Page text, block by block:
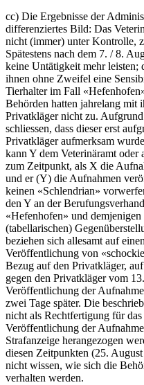
cc) Die Ergebnisse der
differenziertes Bild: Das
nicht (immer) unter Kontrolle,
Spätestens nach dem 7. / 8.
keine Untätigkeit mehr leisten;
ihnen ohne Zweifel eine
Tierhalter im Fall
Behörden hatten jahrelang mit
Privatkläger nicht zu.
schliessen, dass dieser erst
Privatkläger aufmerksam
kann Y dem Veterinäramt oder
zum Zeitpunkt, als X die
und er (Y) die Aufnahmen
keinen «Schlendrian»
den Y an der
«Hefenhofen» und
(tabellarischen)
beziehen sich allesamt auf
Veröffentlichung von
Bezug auf den Privatkläger,
gegen den Privatkläger vom
Veröffentlichung der
zwei Tage später. Die
nicht als Rechtfertigung für
Veröffentlichung der
Strafanzeige herangezogen
diesen Zeitpunkten (25.
nicht wissen, wie sich die
verhalten werden.